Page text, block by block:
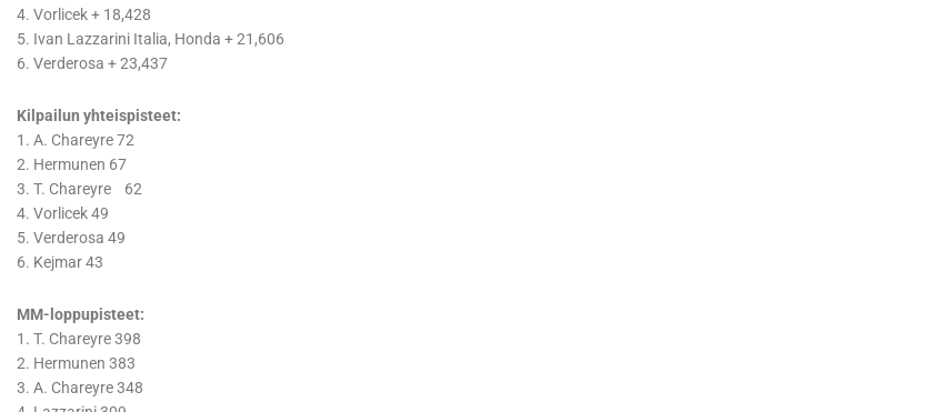
4. Vorlicek + 18,428
5. Ivan Lazzarini Italia, Honda + 21,606
6. Verderosa + 23,437
Kilpailun yhteispisteet:
1. A. Chareyre 72
2. Hermunen 67
3. T. Chareyre 62
4. Vorlicek 49
5. Verderosa 49
6. Kejmar 43
MM-loppupisteet:
1. T. Chareyre 398
2. Hermunen 383
3. A. Chareyre 348